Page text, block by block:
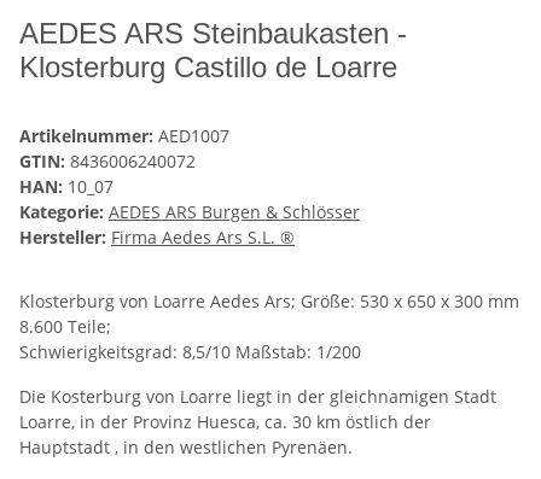
AEDES ARS Steinbaukasten -
Klosterburg Castillo de Loarre
Artikelnummer: AED1007
GTIN: 8436006240072
HAN: 10_07
Kategorie: AEDES ARS Burgen & Schlösser
Hersteller: Firma Aedes Ars S.L. ®
Klosterburg von Loarre Aedes Ars; Größe: 530 x 650 x 300 mm
8.600 Teile;
Schwierigkeitsgrad: 8,5/10 Maßstab: 1/200
Die Kosterburg von Loarre liegt in der gleichnamigen Stadt
Loarre, in der Provinz Huesca, ca. 30 km östlich der
Hauptstadt , in den westlichen Pyrenäen.